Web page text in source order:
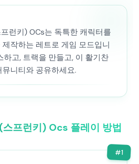
런키) OCs는 독특한 캐릭터를
작하는 레트로 게임 모드입니
하고, 트랙을 만들고, 이 활기찬
니티와 공유하세요.
프런키) Ocs 플레이 방법
#1